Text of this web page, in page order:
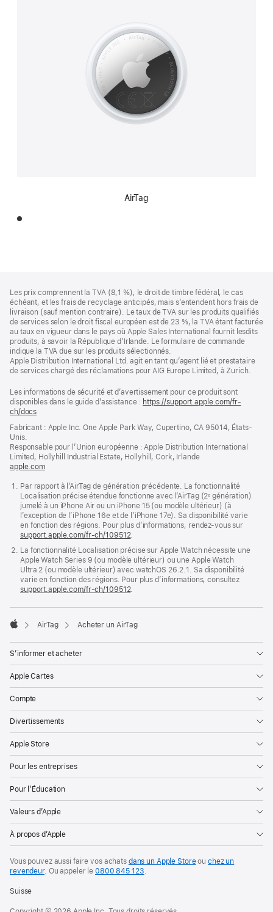
AirTag
de
page
de
bas
de
page
Les prix comprennent la TVA (8,1 %), le droit de timbre fédéral, le cas
échéant, et les frais de recyclage anticipés, mais s’entendent hors frais de
livraison (sauf mention contraire). Le taux de TVA sur les produits qualifiés
de services selon le droit fiscal européen est de 23 %, la TVA étant facturée
au taux en vigueur dans le pays où Apple Sales International fournit lesdits
produits, à savoir la République d’Irlande. Le formulaire de commande
indique la TVA due sur les produits sélectionnés.
Apple Distribution International Ltd. agit en tant qu’agent lié et prestataire
de services chargé des réclamations pour AIG Europe Limited, à Zurich.
Les informations de sécurité et d’avertissement pour ce produit sont
disponibles dans le guide d’assistance : https://support.apple.com/fr-
ch/docs
une
fenêtre)
Fabricant : Apple Inc. One Apple Park Way, Cupertino, CA 95014, États-
Unis.
Responsable pour l’Union européenne : Apple Distribution International
Limited, Hollyhill Industrial Estate, Hollyhill, Cork, Irlande
apple.com(s’ouvre
une
nouvelle
fenêtre)
Par rapport à l’AirTag de génération précédente. La fonctionnalité
Localisation précise étendue fonctionne avec l’AirTag (2ᵉ génération)
jumelé à un iPhone Air ou un iPhone 15 (ou modèle ultérieur) (à
l’exception de l’iPhone 16e et de l’iPhone 17e). Sa disponibilité varie
en fonction des régions. Pour plus d’informations, rendez-vous sur
support.apple.com/fr-ch/109512.
La fonctionnalité Localisation précise sur Apple Watch nécessite une
Apple Watch Series 9 (ou modèle ultérieur) ou une Apple Watch
Ultra 2 (ou modèle ultérieur) avec watchOS 26.2.1. Sa disponibilité
varie en fonction des régions. Pour plus d’informations, consultez
support.apple.com/fr-ch/109512.
AirTag Acheter un AirTag
S’informer et acheter
Apple Cartes
Compte
Divertissements
Apple Store
Pour les entreprises
Pour l’Éducation
Valeurs d’Apple
À propos d’Apple
Vous pouvez aussi faire vos achats dans un Apple Storeouchez un
revendeur. Ouappeler le0800 845 123.
Suisse